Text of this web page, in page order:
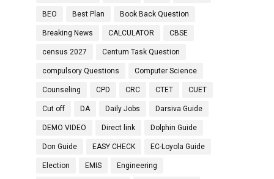
BEO Best Plan Book Back Question
Breaking News CALCULATOR CBSE
census 2027 Centum Task Question
compulsory Questions Computer Science
Counseling CPD CRC CTET CUET
Cut off DA Daily Jobs Darsiva Guide
DEMO VIDEO Direct link Dolphin Guide
Don Guide EASY CHECK EC-Loyola Guide
Election EMIS Engineering